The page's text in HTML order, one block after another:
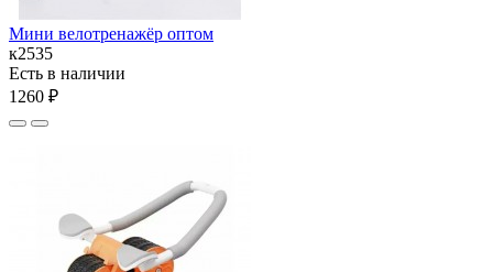
Мини велотренажёр оптом
к2535
Есть в наличии
1260 ₽